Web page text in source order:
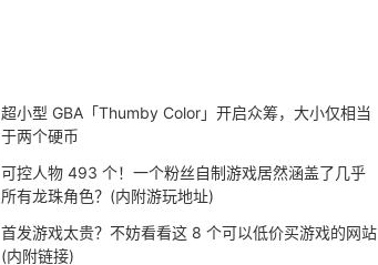
超小型 GBA「Thumby Color」开启众筹，大小仅相当
于两个硬币
可控人物 493 个！一个粉丝自制游戏居然涵盖了几乎
所有龙珠角色？(内附游玩地址)
首发游戏太贵？不妨看看这 8 个可以低价买游戏的网站
(内附链接)